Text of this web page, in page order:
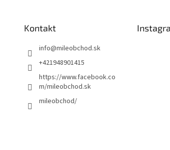
Kontakt
info@mileobchod.sk
+421948901415
https://www.facebook.co
m/mileobchod.sk
mileobchod/